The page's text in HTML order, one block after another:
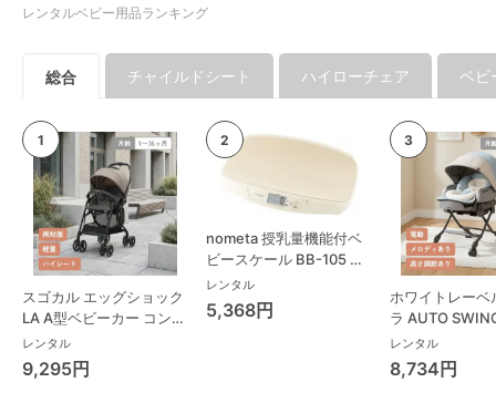
レンタルベビー用品ランキング
総合 チャイルドシート ハイローチェア ベビ
スゴカル エッグショック
LA A型ベビーカー コンビ
(Combi)
レンタル
9,295円
nometa 授乳量機能付ベ
ビースケール BB-105 タ
ニタ(TANITA) ベビースケ
ール・体重計
レンタル
5,368円
ホワイトレーベ
ラ AUTO
Long スリープ
コンビ(Combi)
チェア・ベビー
レンタル
8,734円